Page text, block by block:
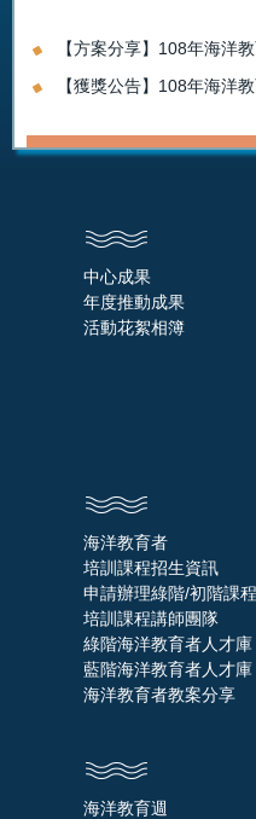
【方案分享】108年海洋
【獲獎公告】108年海洋
中心成果
年度推動成果
活動花絮相簿
海洋教育者
培訓課程招生資訊
申請辦理綠階/初階課程
培訓課程講師團隊
綠階海洋教育者人才庫
藍階海洋教育者人才庫
海洋教育者教案分享
海洋教育週